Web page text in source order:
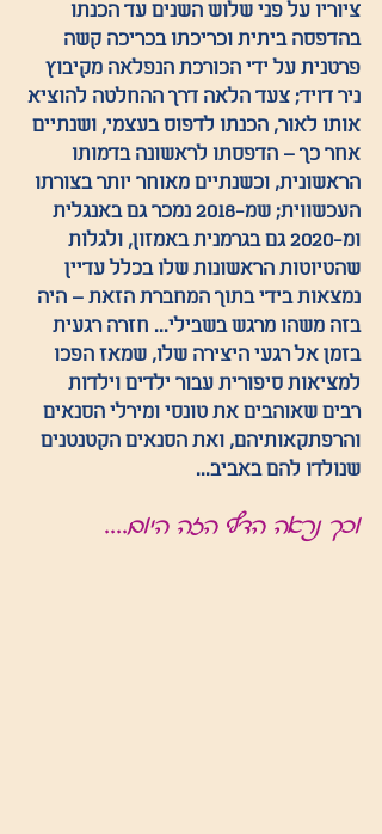
ציוריו על פני שלוש השנים עד הכנתו
בהדפסה ביתית וכריכתו בכריכה קשה
פרטנית על ידי הכורכת הנפלאה מקיבוץ
ניר דויד; צעד הלאה דרך ההחלטה להוציא
אותו לאור, הכנתו לדפוס בעצמי, ושנתיים
אחר כך – הדפסתו לראשונה בדמותו
הראשונית, וכשנתיים מאוחר יותר בצורתו
העכשווית; שמ-2018 נמכר גם באנגלית
ומ-2020 גם בגרמנית באמזון, ולגלות
שהטיוטות הראשונות שלו בכלל עדיין
נמצאות בידי בתוך המחברת הזאת – היה
בזה משהו מרגש בשבילי... חזרה רגעית
בזמן אל רגעי היצירה שלו, שמאז הפכו
למציאות סיפורית עבור ילדים וילדות
רבים שאוהבים את טונסי ומירלי הסנאים
והרפתקאותיהם, ואת הסנאים הקטנטנים
שנולדו להם באביב...
וכך נראה הדף הזה היום....